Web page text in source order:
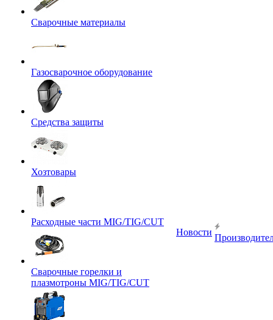
Сварочные материалы
Газосварочное оборудование
Средства защиты
Хозтовары
Расходные части MIG/TIG/CUT
Сварочные горелки и
плазмотроны MIG/TIG/CUT
Новости